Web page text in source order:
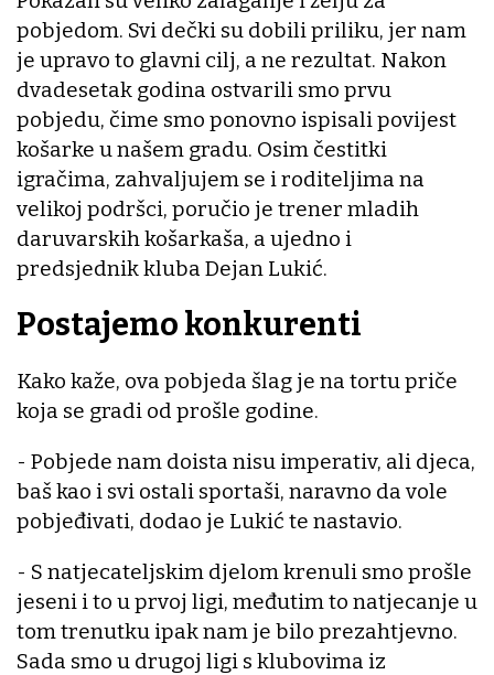
pobjedom. Svi dečki su dobili priliku, jer nam
je upravo to glavni cilj, a ne rezultat. Nakon
dvadesetak godina ostvarili smo prvu
pobjedu, čime smo ponovno ispisali povijest
košarke u našem gradu. Osim čestitki
igračima, zahvaljujem se i roditeljima na
velikoj podršci, poručio je trener mladih
daruvarskih košarkaša, a ujedno i
predsjednik kluba Dejan Lukić.
Postajemo konkurenti
Kako kaže, ova pobjeda šlag je na tortu priče
koja se gradi od prošle godine.
- Pobjede nam doista nisu imperativ, ali djeca,
baš kao i svi ostali sportaši, naravno da vole
pobjeđivati, dodao je Lukić te nastavio.
- S natjecateljskim djelom krenuli smo prošle
jeseni i to u prvoj ligi, međutim to natjecanje u
tom trenutku ipak nam je bilo prezahtjevno.
Sada smo u drugoj ligi s klubovima iz